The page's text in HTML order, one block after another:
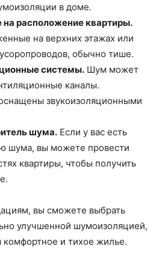
в доме.
расположение квартиры.
на верхних этажах или
обычно тише.
системы. Шум может
каналы.
звукоизоляционными
шума. Если у вас есть
шума, вы можете провести
квартиры, чтобы получить
вы сможете выбрать
улучшенной шумоизоляцией,
комфортное и тихое жилье.